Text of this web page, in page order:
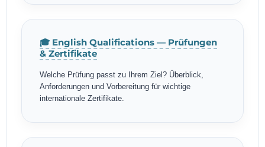
🎓 English Qualifications — Prüfungen
& Zertifikate
Welche Prüfung passt zu Ihrem Ziel? Überblick,
Anforderungen und Vorbereitung für wichtige
internationale Zertifikate.